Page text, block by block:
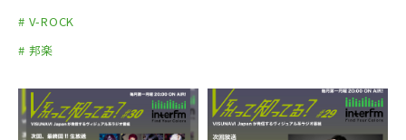
# V-ROCK
# 邦楽